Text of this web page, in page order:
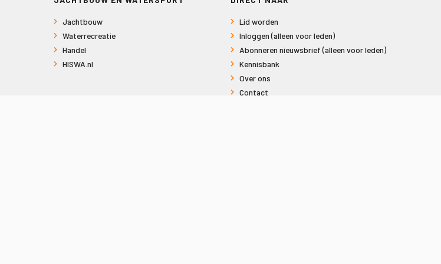
Jachtbouw
Waterrecreatie
Handel
HISWA.nl
Lid worden
Inloggen (alleen voor leden)
Abonneren nieuwsbrief (alleen voor leden)
Kennisbank
Over ons
Contact